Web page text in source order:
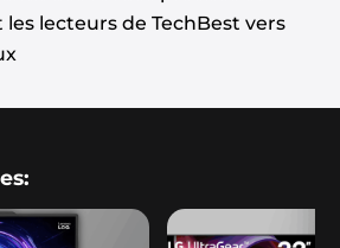
lecteurs de TechBest vers